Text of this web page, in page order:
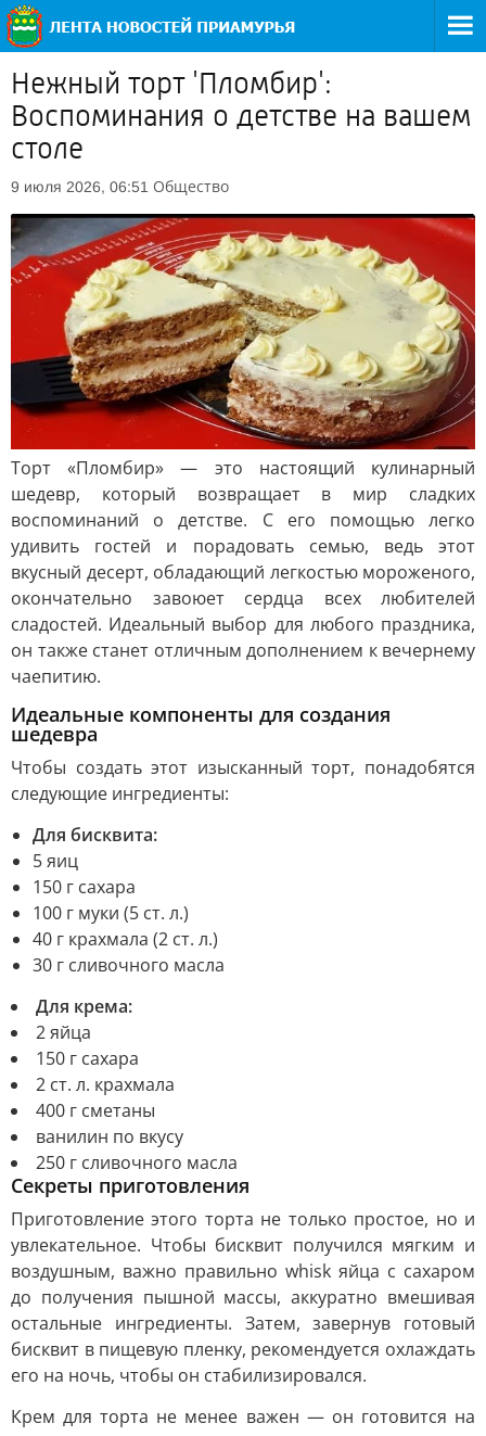
Нежный торт 'Пломбир':
Воспоминания о детстве на вашем
столе
9 июля 2026, 06:51 Общество
Торт «Пломбир» — это настоящий кулинарный
шедевр, который возвращает в мир сладких
воспоминаний о детстве. С его помощью легко
удивить гостей и порадовать семью, ведь этот
вкусный десерт, обладающий легкостью мороженого,
окончательно завоюет сердца всех любителей
сладостей. Идеальный выбор для любого праздника,
он также станет отличным дополнением к вечернему
чаепитию.
Идеальные компоненты для создания
шедевра
Чтобы создать этот изысканный торт, понадобятся
следующие ингредиенты:
Для бисквита:
5 яиц
150 г сахара
100 г муки (5 ст. л.)
40 г крахмала (2 ст. л.)
30 г сливочного масла
Для крема:
2 яйца
150 г сахара
2 ст. л. крахмала
400 г сметаны
ванилин по вкусу
250 г сливочного масла
Секреты приготовления
Приготовление этого торта не только простое, но и
увлекательное. Чтобы бисквит получился мягким и
воздушным, важно правильно whisk яйца с сахаром
до получения пышной массы, аккуратно вмешивая
остальные ингредиенты. Затем, завернув готовый
бисквит в пищевую пленку, рекомендуется охлаждать
его на ночь, чтобы он стабилизировался.
Крем для торта не менее важен — он готовится на